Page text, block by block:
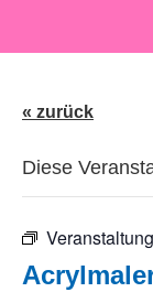
« zurück
Diese